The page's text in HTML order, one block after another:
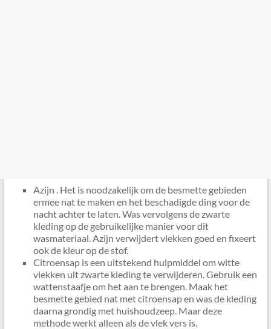
Azijn . Het is noodzakelijk om de besmette gebieden
ermee nat te maken en het beschadigde ding voor de
nacht achter te laten. Was vervolgens de zwarte
kleding op de gebruikelijke manier voor dit
wasmateriaal. Azijn verwijdert vlekken goed en fixeert
ook de kleur op de stof.
Citroensap is een uitstekend hulpmiddel om witte
vlekken uit zwarte kleding te verwijderen. Gebruik een
wattenstaafje om het aan te brengen. Maak het
besmette gebied nat met citroensap en was de kleding
daarna grondig met huishoudzeep. Maar deze
methode werkt alleen als de vlek vers is.